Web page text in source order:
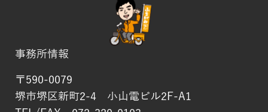
事務所情報
〒590-0079
堺市堺区新町2-4 小山電ビル2F-A1